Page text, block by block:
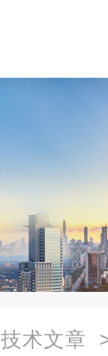
技术文章